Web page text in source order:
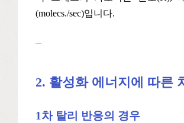
(molecs./sec)입니다.
2. 활성화 에너지에 따른
1차 탈리 반응의 경우